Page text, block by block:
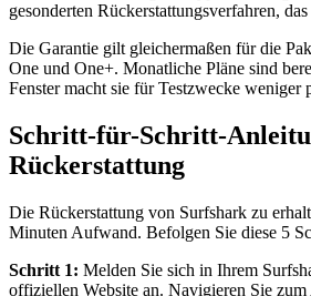
gesonderten Rückerstattungsverfahren,
Die Garantie gilt gleichermaßen für die
One und One+. Monatliche Pläne sind
Fenster macht sie für Testzwecke weniger
Schritt-für-Schritt-
Rückerstattung
Die Rückerstattung von Surfshark zu
Minuten Aufwand. Befolgen Sie diese 5
Schritt 1: Melden Sie sich in Ihrem
offiziellen Website an. Navigieren Sie